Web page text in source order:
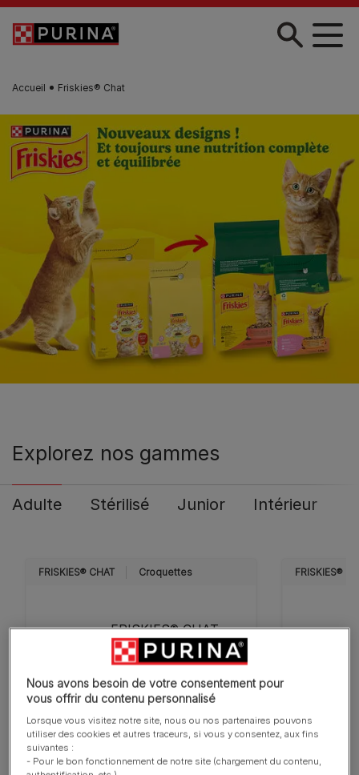
Skip to main content
Accueil Friskies® Chat
Explorez nos gammes
Adulte Stérilisé Junior Intérieur
FRISKIES® CHAT Croquettes
FRISKIES® CHAT
ADULTE - Croquettes
avec un délicieux
mélange de Bœuf et
de Poulet avec des
Légumes
FRISKIES®
Nous avons besoin de votre consentement pour
vous offrir du contenu personnalisé
Lorsque vous visitez notre site, nous ou nos partenaires pouvons
utiliser des cookies et autres traceurs, si vous y consentez, aux fins
suivantes :
- Pour le bon fonctionnement de notre site (chargement du contenu,